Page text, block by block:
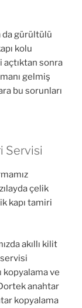
da gürültülü
kolu
açtıktan sonra
gelmiş
bu sorunları
Servisi
çelik
kapı tamiri
akıllı kilit
kopyalama ve
anahtar
kopyalama